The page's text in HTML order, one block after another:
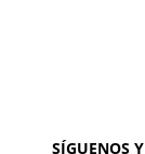
SÍGUENOS